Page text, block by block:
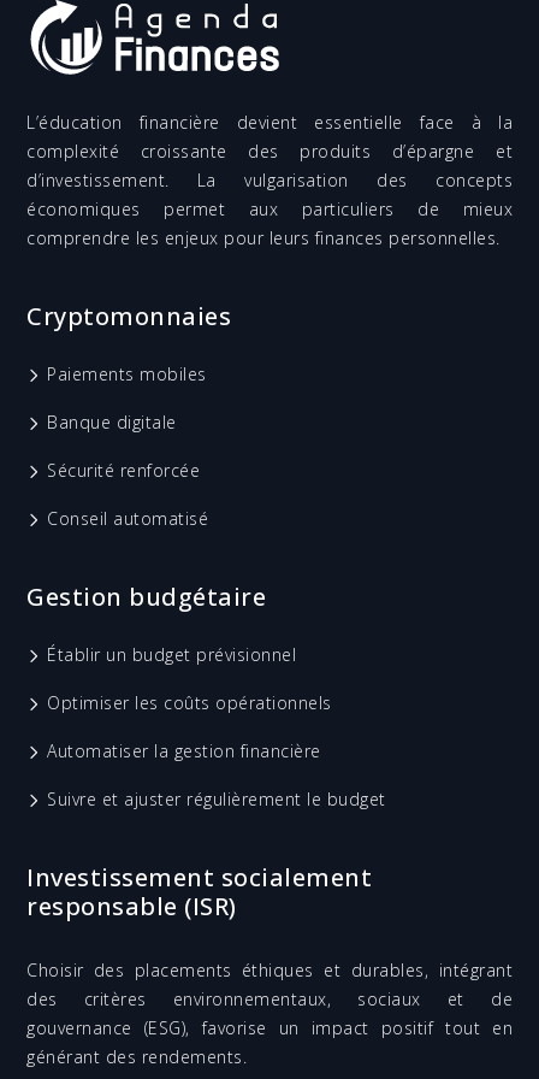
L’éducation financière devient essentielle face à la
complexité croissante des produits d’épargne et
d’investissement. La vulgarisation des concepts
économiques permet aux particuliers de mieux
comprendre les enjeux pour leurs finances personnelles.
Cryptomonnaies
Paiements mobiles
Banque digitale
Sécurité renforcée
Conseil automatisé
Gestion budgétaire
Établir un budget prévisionnel
Optimiser les coûts opérationnels
Automatiser la gestion financière
Suivre et ajuster régulièrement le budget
Investissement socialement
responsable (ISR)
Choisir des placements éthiques et durables, intégrant
des critères environnementaux, sociaux et de
gouvernance (ESG), favorise un impact positif tout en
générant des rendements.